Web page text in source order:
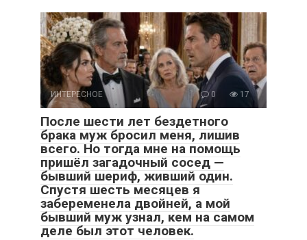
ИНТЕРЕСНОЕ 0 17
После шести лет бездетного
брака муж бросил меня, лишив
всего. Но тогда мне на помощь
пришёл загадочный сосед —
бывший шериф, живший один.
Спустя шесть месяцев я
забеременела двойней, а мой
бывший муж узнал, кем на самом
деле был этот человек.